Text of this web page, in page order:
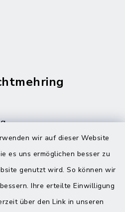
wir auf dieser Website
es uns ermöglichen besser zu
genutzt wird. So können wir
Ihre erteilte Einwilligung
über den Link in unseren